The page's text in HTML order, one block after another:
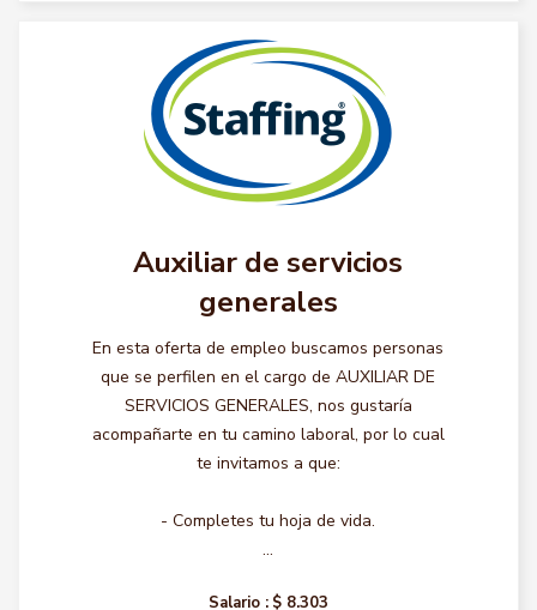
Auxiliar de servicios
generales
En esta oferta de empleo buscamos personas
que se perfilen en el cargo de AUXILIAR DE
SERVICIOS GENERALES, nos gustaría
acompañarte en tu camino laboral, por lo cual
te invitamos a que:
- Completes tu hoja de vida.
...
Salario : $ 8.303